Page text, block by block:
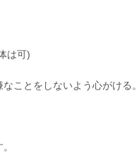
は可)
ことをしないよう心がける。